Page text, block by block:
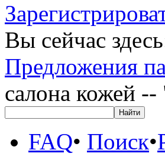
Вы сейчас
Предложения
салона кожей
FAQ• Поиск•